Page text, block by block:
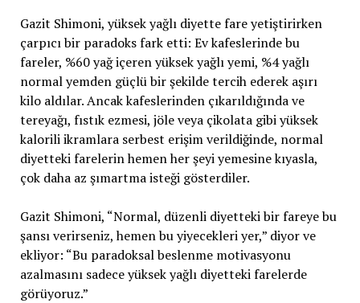
Gazit Shimoni, yüksek yağlı diyette fare yetiştirirken
çarpıcı bir paradoks fark etti: Ev kafeslerinde bu
fareler, %60 yağ içeren yüksek yağlı yemi, %4 yağlı
normal yemden güçlü bir şekilde tercih ederek aşırı
kilo aldılar. Ancak kafeslerinden çıkarıldığında ve
tereyağı, fıstık ezmesi, jöle veya çikolata gibi yüksek
kalorili ikramlara serbest erişim verildiğinde, normal
diyetteki farelerin hemen her şeyi yemesine kıyasla,
çok daha az şımartma isteği gösterdiler.
Gazit Shimoni, “Normal, düzenli diyetteki bir fareye bu
şansı verirseniz, hemen bu yiyecekleri yer,” diyor ve
ekliyor: “Bu paradoksal beslenme motivasyonu
azalmasını sadece yüksek yağlı diyetteki farelerde
görüyoruz.”